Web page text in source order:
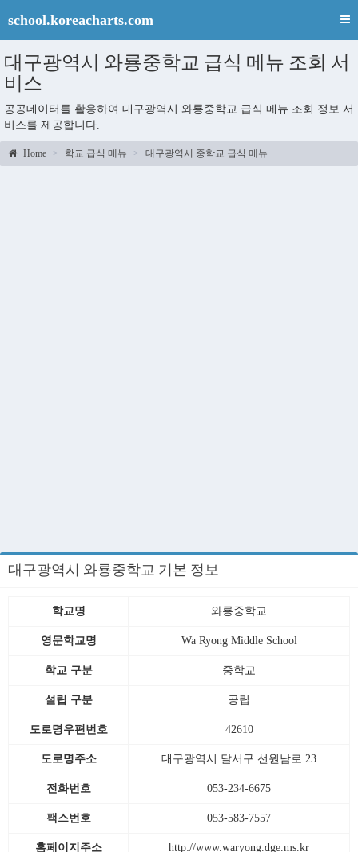
school.koreacharts.com
대구광역시 와룡중학교 급식 메뉴 조회 서
비스
공공데이터를 활용하여 대구광역시 와룡중학교 급식 메뉴 조회 정보 서
비스를 제공합니다.
Home 학교 급식 메뉴 대구광역시 중학교 급식 메뉴
대구광역시 와룡중학교 기본 정보
학교명 와룡중학교
영문학교명 Wa Ryong Middle School
학교 구분 중학교
설립 구분 공립
도로명우편번호 42610
도로명주소 대구광역시 달서구 선원남로 23
전화번호 053-234-6675
팩스번호 053-583-7557
홈페이지주소 http://www.waryong.dge.ms.kr